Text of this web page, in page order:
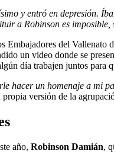
y entró en depresión.
a Robinson es imposible,
Embajadores del
un video donde se
día trabajen juntos para
hacer un homenaje a mi
versión de la
año, Robinson Damián,